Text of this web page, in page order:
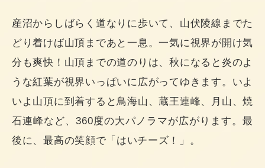
産沼からしばらく道なりに歩いて、山伏陵線までた
どり着けば山頂まであと一息。一気に視界が開け気
分も爽快！山頂までの道のりは、秋になると炎のよ
うな紅葉が視界いっぱいに広がってゆきます。いよ
いよ山頂に到着すると鳥海山、蔵王連峰、月山、焼
石連峰など、360度の大パノラマが広がります。最
後に、最高の笑顔で「はいチーズ！」。